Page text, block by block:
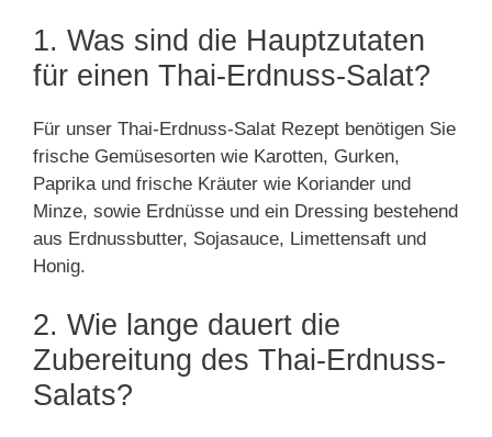
1. Was sind die Hauptzutaten
für einen Thai-Erdnuss-Salat?
Für unser Thai-Erdnuss-Salat Rezept benötigen Sie
frische Gemüsesorten wie Karotten, Gurken,
Paprika und frische Kräuter wie Koriander und
Minze, sowie Erdnüsse und ein Dressing bestehend
aus Erdnussbutter, Sojasauce, Limettensaft und
Honig.
2. Wie lange dauert die
Zubereitung des Thai-Erdnuss-
Salats?